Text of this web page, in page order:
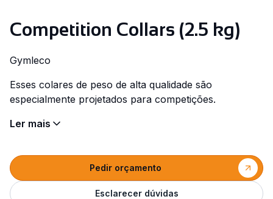
Competition Collars (2.5 kg)
Gymleco
Esses colares de peso de alta qualidade são
especialmente projetados para competições.
Ler mais
Pedir orçamento
Esclarecer dúvidas